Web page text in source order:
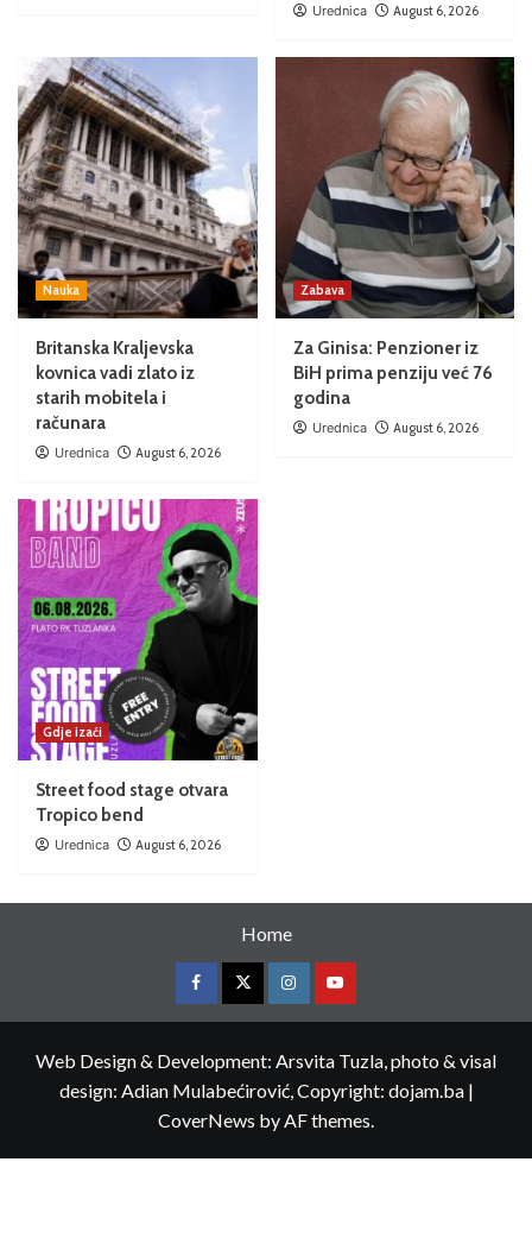
Urednica August 6, 2026
Nauka
Britanska Kraljevska
kovnica vadi zlato iz
starih mobitela i
računara
Urednica August 6, 2026
Zabava
Za Ginisa: Penzioner iz
BiH prima penziju već 76
godina
Urednica August 6, 2026
Gdje izaći
Street food stage otvara
Tropico bend
Urednica August 6, 2026
Home
Web Design & Development: Arsvita Tuzla, photo & visal
design: Adian Mulabećirović, Copyright: dojam.ba |
CoverNews by AF themes.